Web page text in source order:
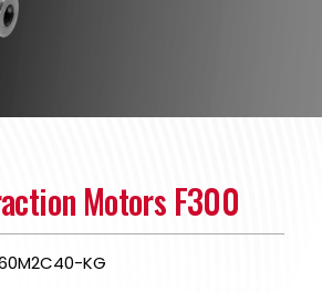
Motors F300
KG